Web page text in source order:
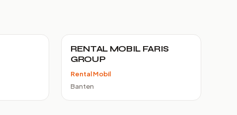
RENTAL MOBIL FARIS
GROUP
Rental Mobil
Banten